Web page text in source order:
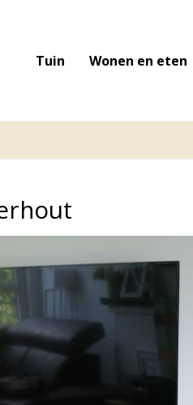
Tuin Wonen en eten